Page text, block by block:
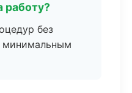
работу?
без
минимальным